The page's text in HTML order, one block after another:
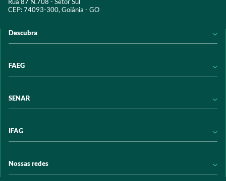
Rua 87 N.708 - Setor Sul
CEP: 74093-300, Goiânia - GO
Descubra
Acervo digital
Programas e Serviços
Trabalhe conosco
FAEG
Transparência
SENAR
Transparência
Arrecadação
IFAG
Programas e Serviços
Nossas redes